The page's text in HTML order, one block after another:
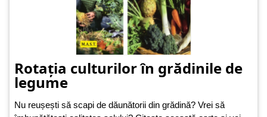
Rotația culturilor în grădinile de
legume
Nu reușești să scapi de dăunătorii din grădină? Vrei să